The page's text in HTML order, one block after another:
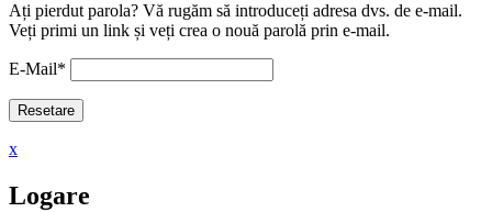
Ați pierdut parola? Vă rugăm să introduceți adresa dvs. de e-mail.
Veți primi un link și veți crea o nouă parolă prin e-mail.
E-Mail*
x
Logare